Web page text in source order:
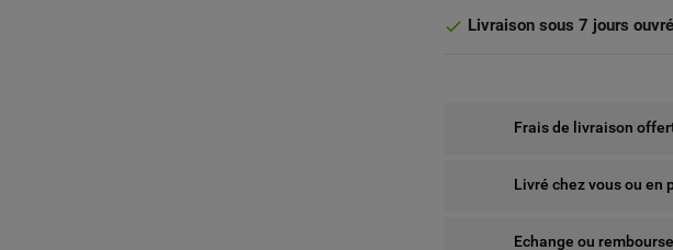
 Livraison sous 7 jours
Frais de livraison
Livré chez vous ou
Echange ou